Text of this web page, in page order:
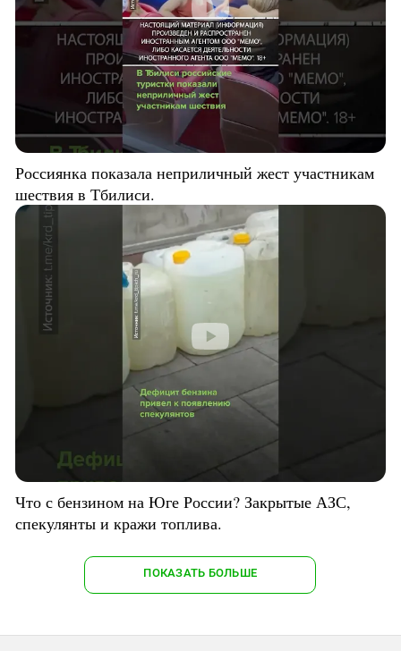
Россиянка показала неприличный жест участникам
шествия в Тбилиси.
Что с бензином на Юге России? Закрытые АЗС,
спекулянты и кражи топлива.
ПОКАЗАТЬ БОЛЬШЕ